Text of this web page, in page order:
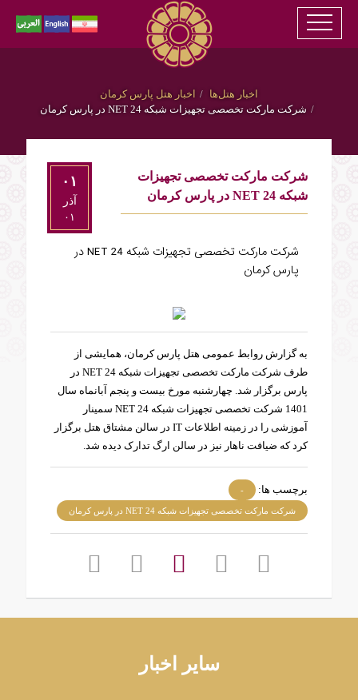
اخبار هتل‌ها
اخبار هتل پارس کرمان
شرکت مارکت تخصصی تجهیزات شبکه 24 NET در پارس کرمان
شرکت مارکت تخصصی تجهیزات
شبکه 24 NET در پارس کرمان
۰۱
آذر
۰۱
شرکت مارکت تخصصی تجهیزات شبکه 24 NET در
پارس کرمان
به گزارش روابط عمومی هتل پارس کرمان، همایشی از
طرف شرکت مارکت تخصصی تجهیزات شبکه 24 NET در
پارس برگزار شد. چهارشنبه مورخ بیست و پنجم آبانماه سال
1401 شرکت تخصصی تجهیزات شبکه 24 NET سمینار
آموزشی را در زمینه اطلاعات IT در سالن مشتاق هتل برگزار
کرد که ضیافت ناهار نیز در سالن ارگ تدارک دیده شد.
برچسب ها: -
شرکت مارکت تخصصی تجهیزات شبکه 24 NET در پارس کرمان
سایر اخبار